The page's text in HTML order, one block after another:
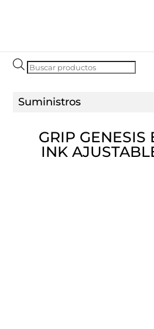
Búsqueda
GRIP GENESIS
INK